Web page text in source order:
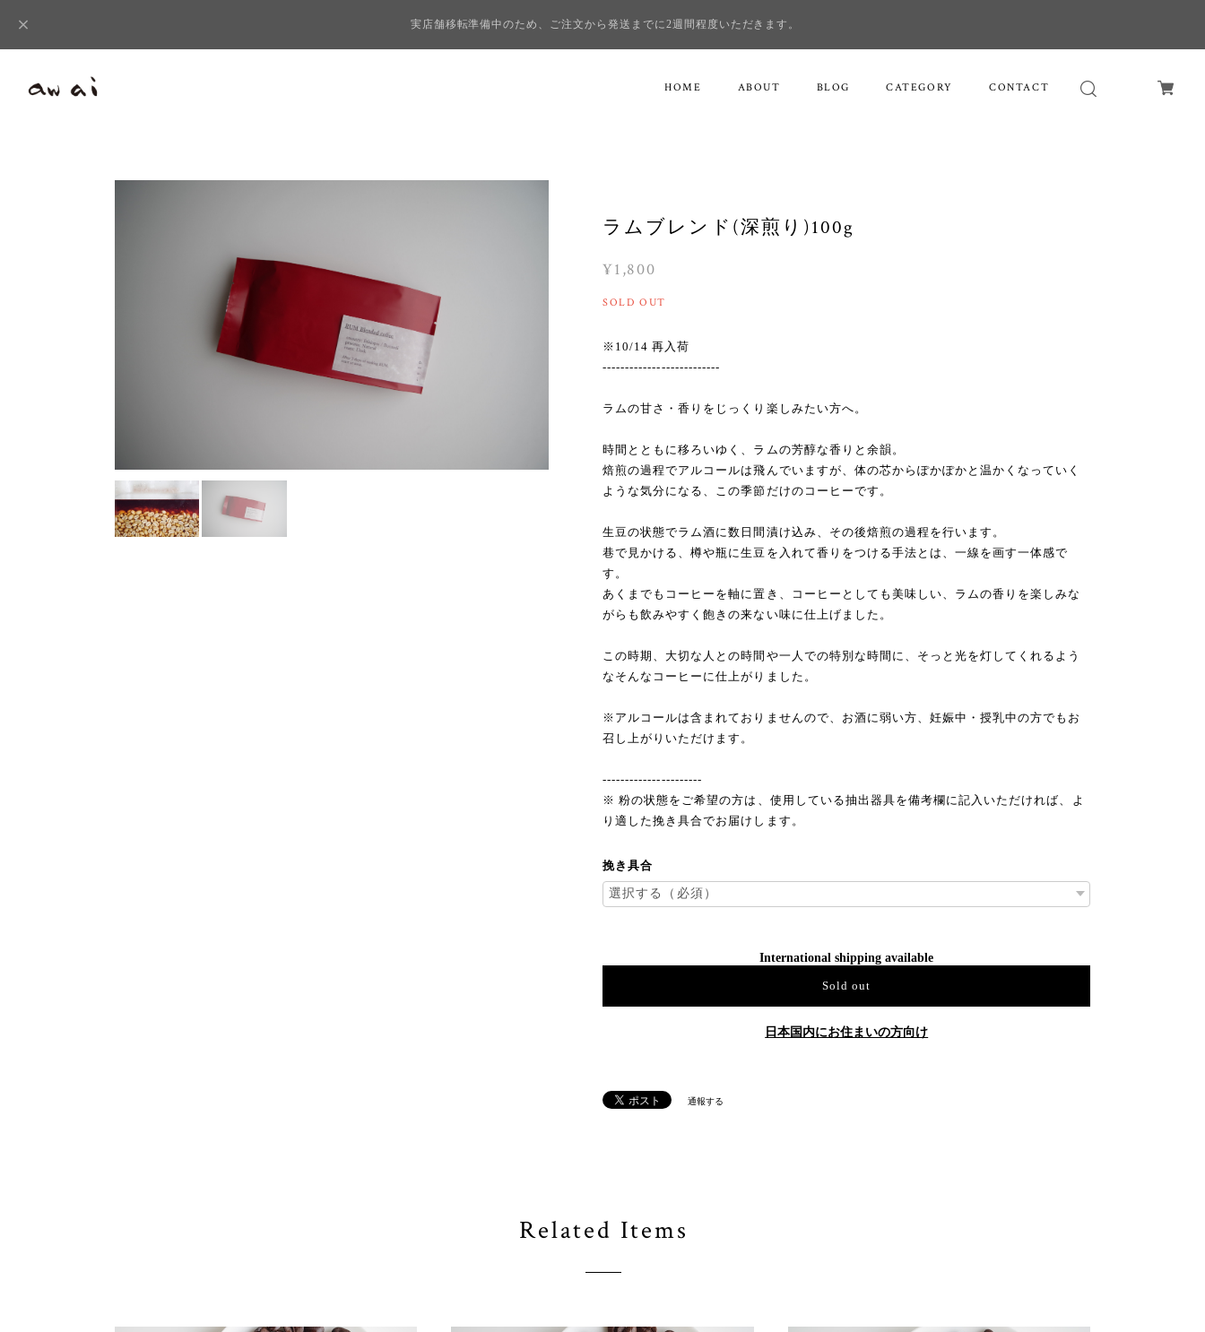
実店舗移転準備中のため、ご注文から発送までに2週間程度いただきます。
HOME ABOUT BLOG CATEGORY CONTACT
ラムブレンド(深煎り)100g
¥1,800
SOLD OUT
※10/14 再入荷
--------------------------
ラムの甘さ・香りをじっくり楽しみたい方へ。
時間とともに移ろいゆく、ラムの芳醇な香りと余韻。
焙煎の過程でアルコールは飛んでいますが、体の芯からぽかぽかと温かくなっていく
ような気分になる、この季節だけのコーヒーです。
生豆の状態でラム酒に数日間漬け込み、その後焙煎の過程を行います。
巷で見かける、樽や瓶に生豆を入れて香りをつける手法とは、一線を画す一体感で
す。
あくまでもコーヒーを軸に置き、コーヒーとしても美味しい、ラムの香りを楽しみな
がらも飲みやすく飽きの来ない味に仕上げました。
この時期、大切な人との時間や一人での特別な時間に、そっと光を灯してくれるよう
なそんなコーヒーに仕上がりました。
※アルコールは含まれておりませんので、お酒に弱い方、妊娠中・授乳中の方でもお
召し上がりいただけます。
----------------------
※ 粉の状態をご希望の方は、使用している抽出器具を備考欄に記入いただければ、よ
り適した挽き具合でお届けします。
挽き具合
International shipping available
Sold out
日本国内にお住まいの方向け
通報する
Related Items